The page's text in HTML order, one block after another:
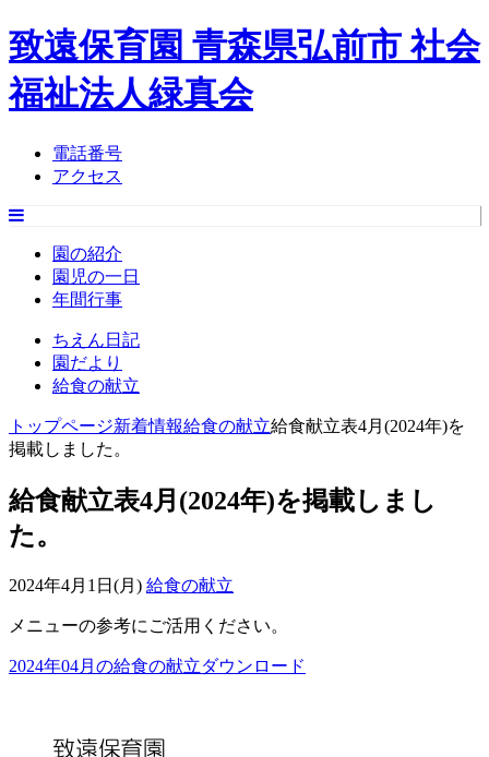
致遠保育園 青森県弘前市 社会
福祉法人緑真会
電話番号
アクセス
園の紹介
園児の一日
年間行事
ちえん日記
園だより
給食の献立
トップページ新着情報給食の献立給食献立表4月(2024年)を
掲載しました。
給食献立表4月(2024年)を掲載しまし
た。
2024年4月1日(月) 給食の献立
メニューの参考にご活用ください。
2024年04月の給食の献立ダウンロード